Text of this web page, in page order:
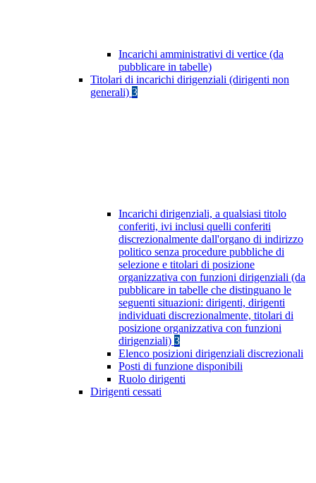
Incarichi amministrativi di vertice (da
pubblicare in tabelle)
Titolari di incarichi dirigenziali (dirigenti non
generali) 3
Incarichi dirigenziali, a qualsiasi titolo
conferiti, ivi inclusi quelli conferiti
discrezionalmente dall'organo di indirizzo
politico senza procedure pubbliche di
selezione e titolari di posizione
organizzativa con funzioni dirigenziali (da
pubblicare in tabelle che distinguano le
seguenti situazioni: dirigenti, dirigenti
individuati discrezionalmente, titolari di
posizione organizzativa con funzioni
dirigenziali) 3
Elenco posizioni dirigenziali discrezionali
Posti di funzione disponibili
Ruolo dirigenti
Dirigenti cessati